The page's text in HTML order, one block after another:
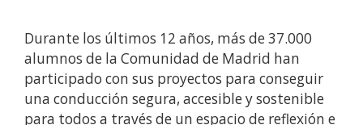
Durante los últimos 12 años, más de 37.000
alumnos de la Comunidad de Madrid han
participado con sus proyectos para conseguir
una conducción segura, accesible y sostenible
para todos a través de un espacio de reflexión e